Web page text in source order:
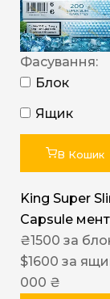
Фасування:
Блок
Ящик
В Кошик
King Super
Capsule
₴1500 за
$1600 за
000 ₴